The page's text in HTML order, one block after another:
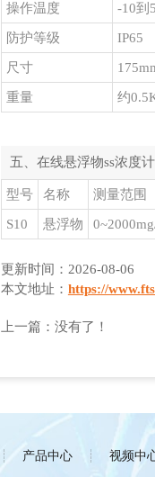
操作温度 -10到
防护等级 IP65
尺寸
重量 约
五、在线悬浮物ss浓度
型号 名称 测量范围
S10 悬浮物
更新时间：2026-08-06
本文地址： https://
上一篇：没有了！
产品中心 视频中